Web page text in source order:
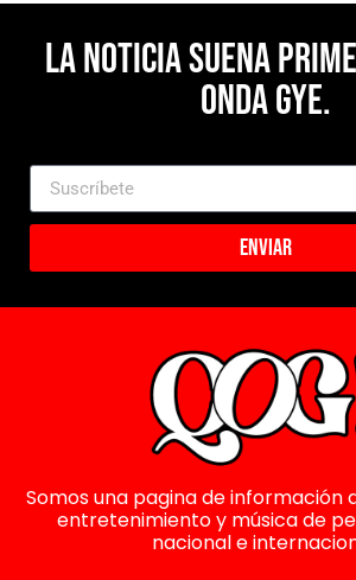
La noticia suena
Onda Gye.
Enviar
Somos una pagina de información
entretenimiento y música de
nacional e